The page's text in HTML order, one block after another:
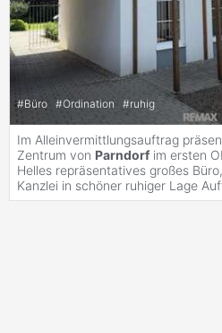
#Büro #Ordination #ruhig
Im Alleinvermittlungsauftrag
Zentrum von Parndorf im ersten
Helles repräsentatives großes
Kanzlei in schöner ruhiger Lage